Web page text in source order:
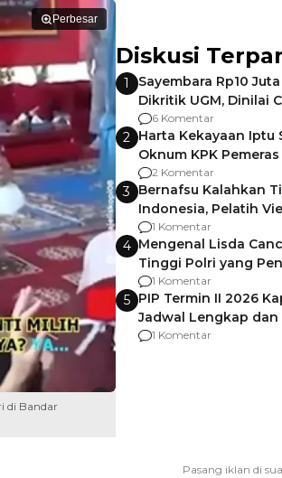
Perbesar
di Bandar
Diskusi
1
Sayembara Rp10
Dikritik UGM, Dinilai
Gagalnya Negara
6 Komentar
2 Harta Kekayaan Iptu
Oknum KPK
Pemalang
2 Komentar
3 Bernafsu Kalahkan
Indonesia, Pelatih
Berencana Pakai
1 Komentar
4 Mengenal Lisda
Tinggi Polri yang
Usai Jadi Brigjen
1 Komentar
5 PIP Termin II 2026
Jadwal Lengkap dan
agar Dana Tidak
1 Komentar